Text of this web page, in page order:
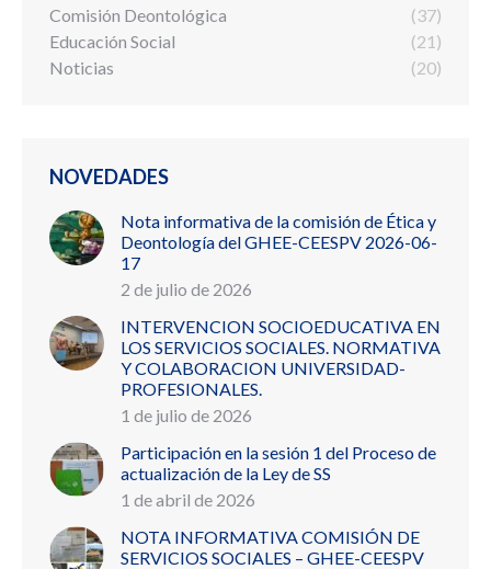
Comisión Deontológica
(37)
Educación Social
(21)
Noticias
(20)
NOVEDADES
Nota informativa de la comisión de Ética y
Deontología del GHEE-CEESPV 2026-06-
17
2 de julio de 2026
INTERVENCION SOCIOEDUCATIVA EN
LOS SERVICIOS SOCIALES. NORMATIVA
Y COLABORACION UNIVERSIDAD-
PROFESIONALES.
1 de julio de 2026
Participación en la sesión 1 del Proceso de
actualización de la Ley de SS
1 de abril de 2026
NOTA INFORMATIVA COMISIÓN DE
SERVICIOS SOCIALES – GHEE-CEESPV